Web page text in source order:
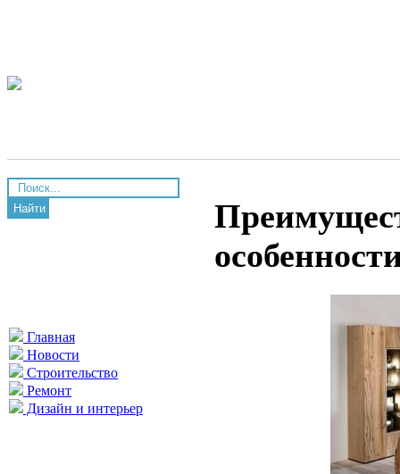
Найти
Главная
Новости
Строительство
Ремонт
Дизайн и интерьер